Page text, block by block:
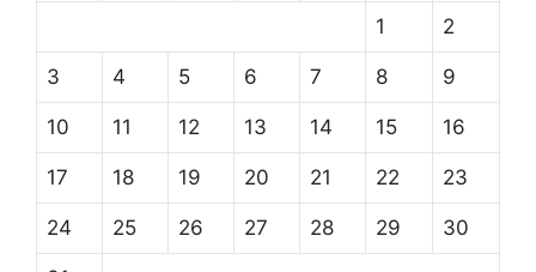
1 2
3 4 5 6 7 8 9
10 11 12 13 14 15 16
17 18 19 20 21 22 23
24 25 26 27 28 29 30